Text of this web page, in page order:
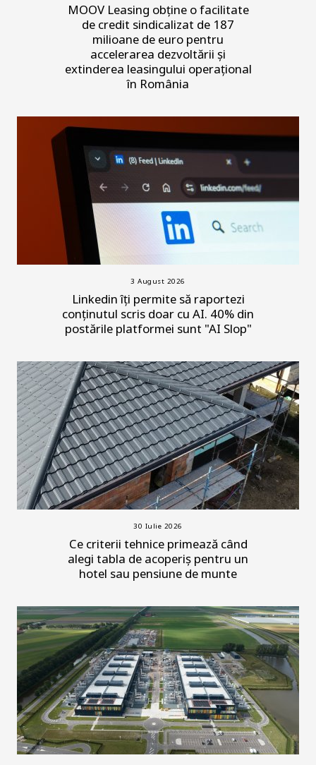
MOOV Leasing obține o facilitate
de credit sindicalizat de 187
milioane de euro pentru
accelerarea dezvoltării și
extinderea leasingului operațional
în România
3 August 2026
Linkedin îți permite să raportezi
conținutul scris doar cu AI. 40% din
postările platformei sunt "AI Slop"
30 Iulie 2026
Ce criterii tehnice primează când
alegi tabla de acoperiș pentru un
hotel sau pensiune de munte